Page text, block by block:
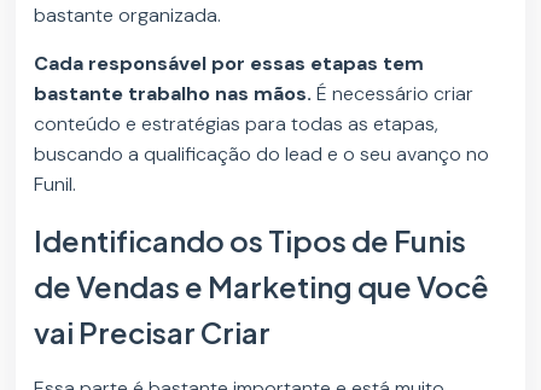
bastante organizada.
Cada responsável por essas etapas tem
bastante trabalho nas mãos. É necessário criar
conteúdo e estratégias para todas as etapas,
buscando a qualificação do lead e o seu avanço no
Funil.
Identificando os Tipos de Funis
de Vendas e Marketing que Você
vai Precisar Criar